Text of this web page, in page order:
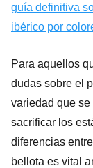
guía definitiva
ibérico por
Para aquellos
dudas sobre el
variedad que
sacrificar los
diferencias
bellota es vital